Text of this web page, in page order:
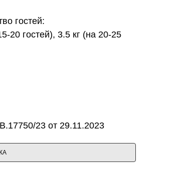
гостей:
20 гостей), 3.5 кг (на 20-25
23 от 29.11.2023